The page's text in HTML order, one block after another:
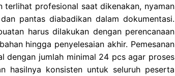
terlihat profesional saat dikenakan, nyaman
pantas diabadikan dalam dokumentasi.
harus dilakukan dengan perencanaan
hingga penyelesaian akhir. Pemesanan
dengan jumlah minimal 24 pcs agar proses
hasilnya konsisten untuk seluruh peserta